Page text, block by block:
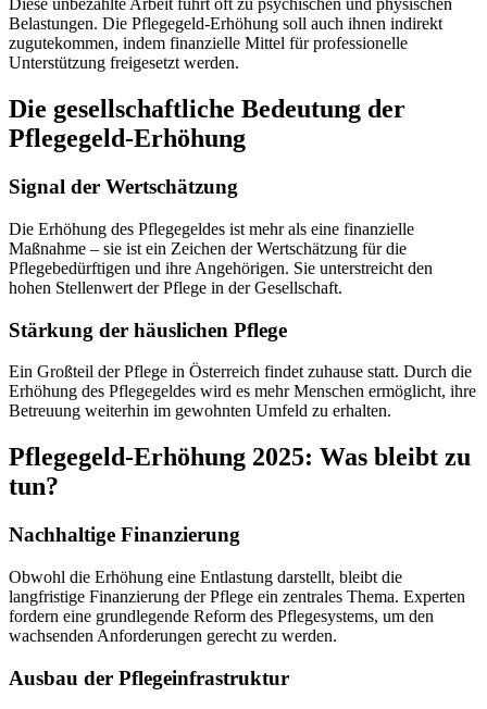
Diese unbezahlte Arbeit führt oft zu psychischen und physischen
Belastungen. Die Pflegegeld-Erhöhung soll auch ihnen indirekt
zugutekommen, indem finanzielle Mittel für professionelle
Unterstützung freigesetzt werden.
Die gesellschaftliche Bedeutung der
Pflegegeld-Erhöhung
Signal der Wertschätzung
Die Erhöhung des Pflegegeldes ist mehr als eine finanzielle
Maßnahme – sie ist ein Zeichen der Wertschätzung für die
Pflegebedürftigen und ihre Angehörigen. Sie unterstreicht den
hohen Stellenwert der Pflege in der Gesellschaft.
Stärkung der häuslichen Pflege
Ein Großteil der Pflege in Österreich findet zuhause statt. Durch die
Erhöhung des Pflegegeldes wird es mehr Menschen ermöglicht, ihre
Betreuung weiterhin im gewohnten Umfeld zu erhalten.
Pflegegeld-Erhöhung 2025: Was bleibt zu
tun?
Nachhaltige Finanzierung
Obwohl die Erhöhung eine Entlastung darstellt, bleibt die
langfristige Finanzierung der Pflege ein zentrales Thema. Experten
fordern eine grundlegende Reform des Pflegesystems, um den
wachsenden Anforderungen gerecht zu werden.
Ausbau der Pflegeinfrastruktur